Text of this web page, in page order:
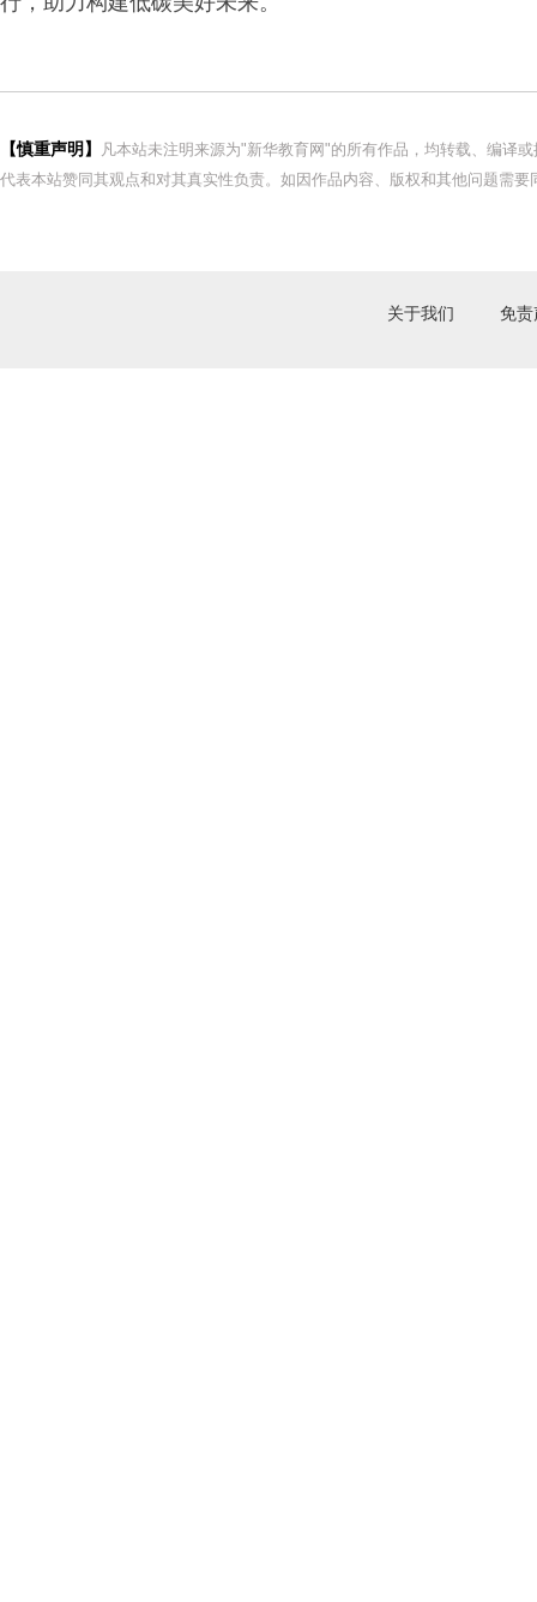
【慎重声明】
凡本站未注明来源为"新华教育网"的所有作品，均转载、编译
代表本站赞同其观点和对其真实性负责。如因作品内容、版权和其他问题需
关于我们 免责